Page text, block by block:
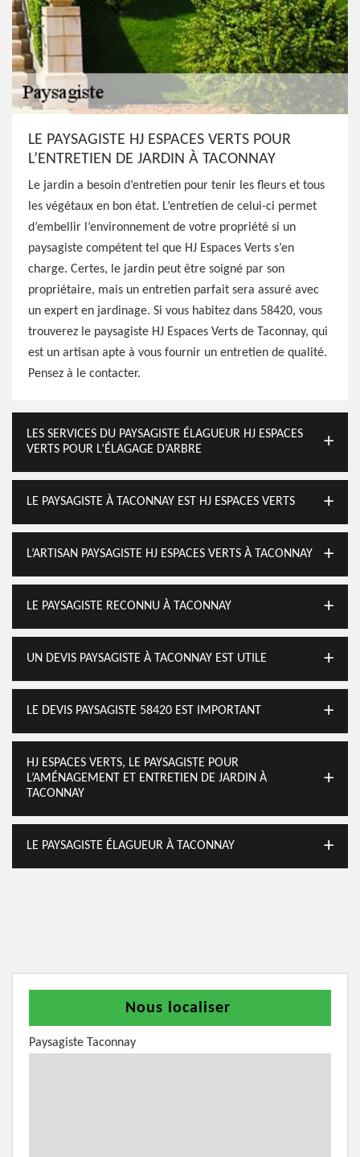
LE PAYSAGISTE HJ ESPACES VERTS POUR
L’ENTRETIEN DE JARDIN À TACONNAY
Le jardin a besoin d’entretien pour tenir les fleurs et tous
les végétaux en bon état. L’entretien de celui-ci permet
d’embellir l’environnement de votre propriété si un
paysagiste compétent tel que HJ Espaces Verts s’en
charge. Certes, le jardin peut être soigné par son
propriétaire, mais un entretien parfait sera assuré avec
un expert en jardinage. Si vous habitez dans 58420, vous
trouverez le paysagiste HJ Espaces Verts de Taconnay, qui
est un artisan apte à vous fournir un entretien de qualité.
Pensez à le contacter.
LES SERVICES DU PAYSAGISTE ÉLAGUEUR HJ ESPACES
VERTS POUR L’ÉLAGAGE D’ARBRE
LE PAYSAGISTE À TACONNAY EST HJ ESPACES VERTS
L’ARTISAN PAYSAGISTE HJ ESPACES VERTS À TACONNAY
LE PAYSAGISTE RECONNU À TACONNAY
UN DEVIS PAYSAGISTE À TACONNAY EST UTILE
LE DEVIS PAYSAGISTE 58420 EST IMPORTANT
HJ ESPACES VERTS, LE PAYSAGISTE POUR
L’AMÉNAGEMENT ET ENTRETIEN DE JARDIN À
TACONNAY
LE PAYSAGISTE ÉLAGUEUR À TACONNAY
Nous localiser
Paysagiste Taconnay